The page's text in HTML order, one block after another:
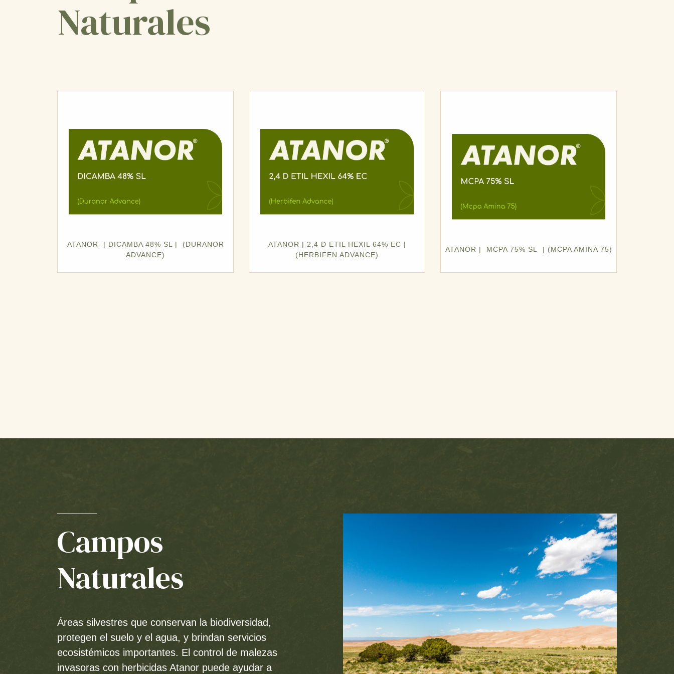
Naturales
ATANOR | DICAMBA 48% SL | (DURANOR
ADVANCE)
ATANOR | 2,4 D ETIL HEXIL 64% EC |
(HERBIFEN ADVANCE)
ATANOR | MCPA 75% SL | (MCPA AMINA 75)
Campos
Naturales
Áreas silvestres que conservan la biodiversidad,
protegen el suelo y el agua, y brindan servicios
ecosistémicos importantes. El control de malezas
invasoras con herbicidas Atanor puede ayudar a